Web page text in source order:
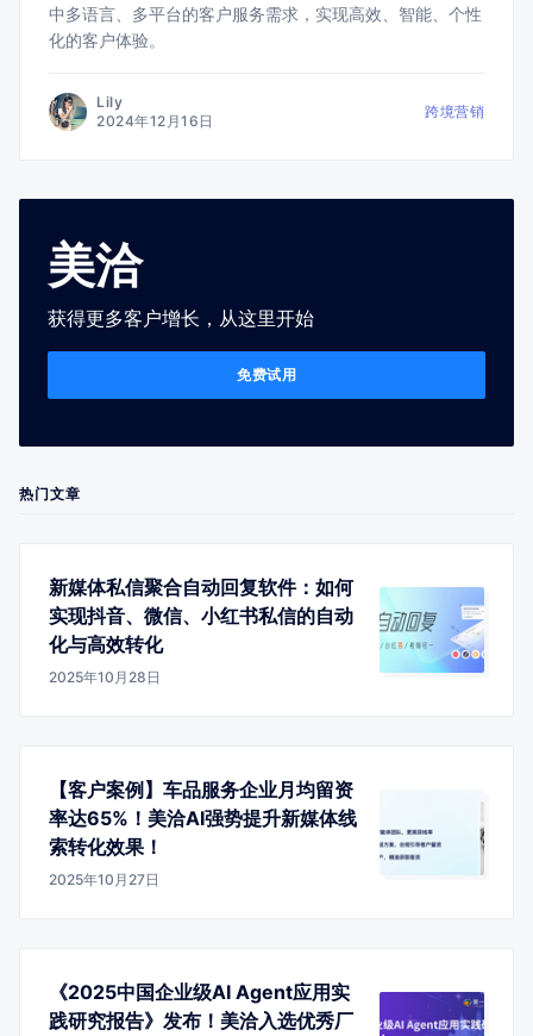
中多语言、多平台的客户服务需求，实现高效、智能、个性
化的客户体验。
Lily
2024年12月16日
跨境营销
美洽
获得更多客户增长，从这里开始
免费试用
热门文章
新媒体私信聚合自动回复软件：如何
实现抖音、微信、小红书私信的自动
化与高效转化
2025年10月28日
【客户案例】车品服务企业月均留资
率达65%！美洽AI强势提升新媒体线
索转化效果！
2025年10月27日
《2025中国企业级AI Agent应用实
践研究报告》发布！美洽入选优秀厂